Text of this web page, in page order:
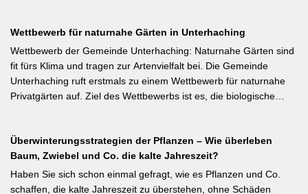
Weiterlesen bei meine-ernte.de Kurzfassung: Bis Mitte Juni ist die
Aussaat von Stangenbohnen direkt ins Freiland noch problemlos
möglich. Samen über Nacht wässern, 5–6 cm tief setzen,
Pflanzabstand 50 cm. Als Mittelzehrer brauchen Stangenbohnen
im Gegensatz zu Buschbohnen eine moderierte Düngung
der Luft binden – Vorfrucht-Wirkung für das nächste Gartenjahr.
Wettbewerb für naturnahe Gärten in Unterhaching
Wettbewerb der Gemeinde Unterhaching: Naturnahe Gärten sind
fit fürs Klima und tragen zur Artenvielfalt bei. Die Gemeinde
Unterhaching ruft erstmals zu einem Wettbewerb für naturnahe
Privatgärten auf. Ziel des Wettbewerbs ist es, die biologische
Verbesserung des Ortsklimas zu leisten. Warum? Entsiegelte
Flächen helfen… Hitze zu reduzieren Regenwasser besser zu
speichern und das Wohnumfeld insgesamt lebenswerter zu
gestalten. Insgesamt drei Gärten werden prämiert. Insgesamt drei
Überwinterungsstrategien der Pflanzen – Wie überleben
Baum, Zwiebel und Co. die kalte Jahreszeit?
Haben Sie sich schon einmal gefragt, wie es Pflanzen und Co.
schaffen, die kalte Jahreszeit zu überstehen, ohne Schäden